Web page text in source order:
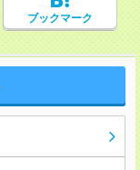
ブックマーク